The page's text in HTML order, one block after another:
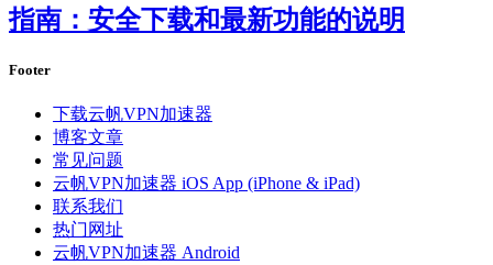
指南：安全下载和最新功能的说明
Footer
下载云帆VPN加速器
博客文章
常见问题
云帆VPN加速器 iOS App (iPhone & iPad)
联系我们
热门网址
云帆VPN加速器 Android